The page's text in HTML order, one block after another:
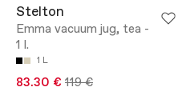
Stelton
Emma vacuum jug, tea -
1 l.
1 L
83.30 € 119 €